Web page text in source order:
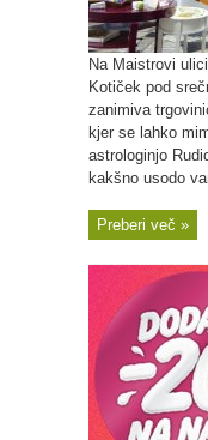
Na Maistrovi
Kotiček pod
zanimiva
kjer se lahko
astrologinjo
kakšno usodo
Preberi več »